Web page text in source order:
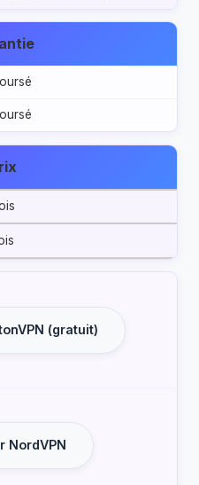
(gratuit)
NordVPN